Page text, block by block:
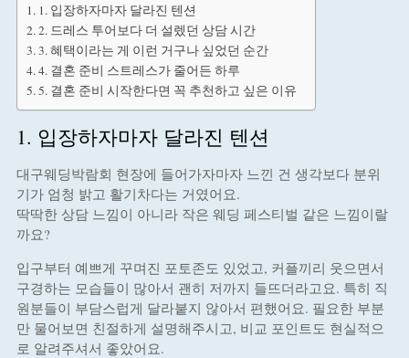
1. 입장하자마자 달라진 텐션
2. 드레스 투어보다 더 설렜던 상담 시간
3. 혜택이라는 게 이런 거구나 싶었던 순간
4. 결혼 준비 스트레스가 줄어든 하루
5. 결혼 준비 시작한다면 꼭 추천하고 싶은 이유
1. 입장하자마자 달라진 텐션
대구웨딩박람회 현장에 들어가자마자 느낀 건 생각보다 분위
기가 엄청 밝고 활기차다는 거였어요.
딱딱한 상담 느낌이 아니라 작은 웨딩 페스티벌 같은 느낌이랄
까요?
입구부터 예쁘게 꾸며진 포토존도 있었고, 커플끼리 웃으면서
구경하는 모습들이 많아서 괜히 저까지 들뜨더라고요. 특히 직
원분들이 부담스럽게 달라붙지 않아서 편했어요. 필요한 부분
만 물어보면 친절하게 설명해주시고, 비교 포인트도 현실적으
로 알려주셔서 좋았어요.